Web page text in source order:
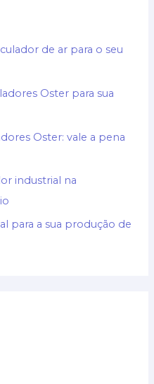
de ar para o seu
Oster para sua
Oster: vale a pena
industrial na
para a sua produção de